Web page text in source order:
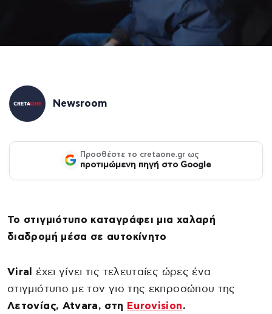
Newsroom
Προσθέστε το cretaone.gr ως
προτιμώμενη πηγή στο Google
Το στιγμιότυπο καταγράφει μια χαλαρή
διαδρομή μέσα σε αυτοκίνητο
Viral
έχει γίνει τις τελευταίες ώρες ένα
στιγμιότυπο με τον γιο της εκπροσώπου της
Λετονίας, Atvara, στη Eurovision.